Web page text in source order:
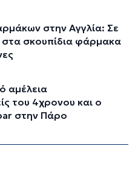
στην Αγγλία: Σε
σκουπίδια φάρμακα
αμέλεια
του 4χρονου και ο
στην Πάρο